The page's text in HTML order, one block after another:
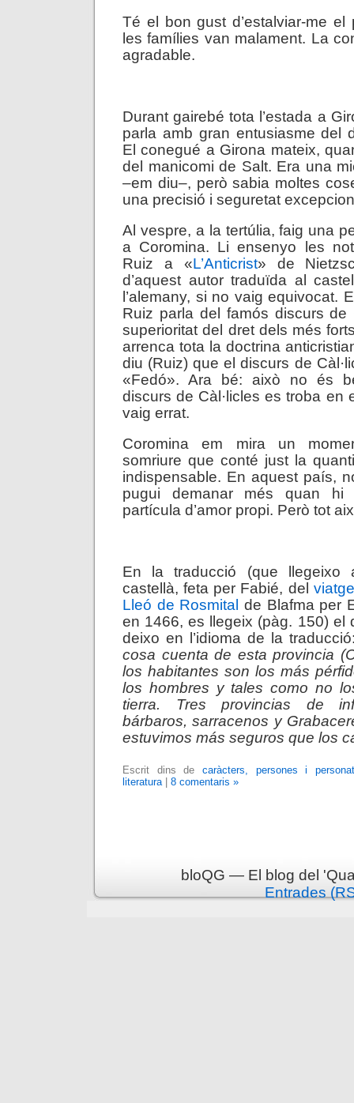
Té el bon gust d’estalviar-me el
les famílies van malament. La
agradable.
Durant gairebé tota l’estada a
parla amb gran entusiasme del
El conegué a Girona mateix,
del manicomi de Salt. Era una
–em diu–, però sabia moltes
una precisió i seguretat
Al vespre, a la tertúlia, faig una
a Coromina. Li ensenyo les
Ruiz a «L’Anticrist» de
d’aquest autor traduïda al
l’alemany, si no vaig equivocat.
Ruiz parla del famós discurs de
superioritat del dret dels més
arrenca tota la doctrina
diu (Ruiz) que el discurs de
«Fedó». Ara bé: això no és
discurs de Càl·licles es troba en
vaig errat.
Coromina em mira un
somriure que conté just la
indispensable. En aquest país,
pugui demanar més quan
partícula d’amor propi. Però tot
En la traducció (que
castellà, feta per Fabié, del viatge
Lleó de Rosmital de Blafma per
en 1466, es llegeix (pàg. 150) el
deixo en l’idioma de la
cosa cuenta de esta provincia
los habitantes son los más
los hombres y tales como no
tierra. Tres provincias de
bárbaros, sarracenos y
estuvimos más seguros que los
Escrit dins de caràcters, persones i
literatura| 8 comentaris »
bloQG — El blog del
Entrades